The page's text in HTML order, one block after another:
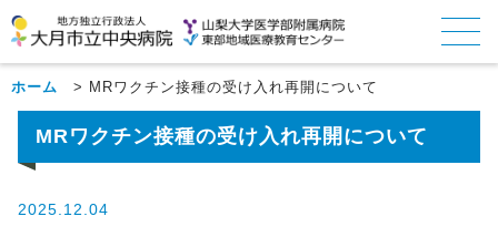
ホーム > MRワクチン接種の受け入れ再開について
MRワクチン接種の受け入れ再開について
2025.12.04